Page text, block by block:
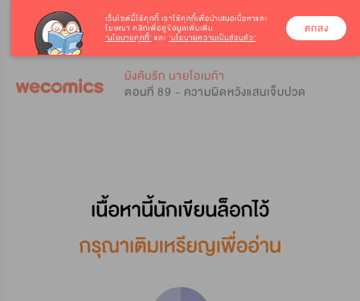
บังคับรัก นายโอเมก้า
ตอนที่ 89 - ความผิดหวังแสนเจ็บปวด
เว็บไซต์นี้ใช้คุกกี้ เราใช้คุกกี้เพื่อนำเสนอเนื้อหาและ
โฆษณา คลิกเพื่อดูข้อมูลเพิ่มเติม
‘นโยบายคุกกี้’ และ ‘นโยบายความเป็นส่วนตัว’
ตกลง